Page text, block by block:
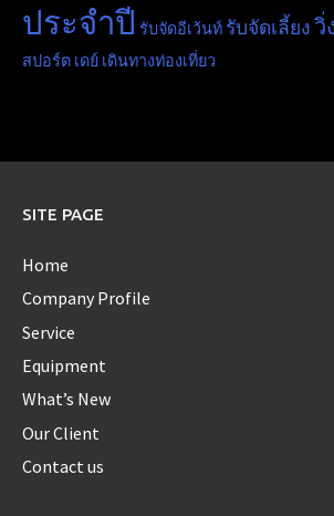
ประจำปี รับจัดอีเว้นท์ รับจัดเลี้ยงวิ่
สปอร์ต เดย์ เดินทางท่องเที่ยว
SITE PAGE
Home
Company Profile
Service
Equipment
What’s New
Our Client
Contact us